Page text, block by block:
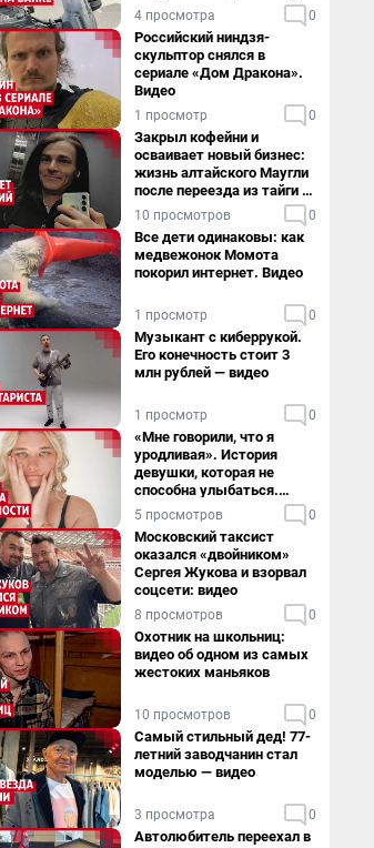
4 просмотра 0
Российский ниндзя-
скульптор снялся в
сериале «Дом Дракона».
Видео
1 просмотр 0
Закрыл кофейни и
осваивает новый бизнес:
жизнь алтайского Маугли
после переезда из тайги в
столицу
10 просмотров 0
Все дети одинаковы: как
медвежонок Момота
покорил интернет. Видео
1 просмотр 0
Музыкант с киберрукой.
Его конечность стоит 3
млн рублей — видео
1 просмотр 0
«Мне говорили, что я
уродливая». История
девушки, которая не
способна улыбаться.
Видео
5 просмотров 0
Московский таксист
оказался «двойником»
Сергея Жукова и взорвал
соцсети: видео
8 просмотров 0
Охотник на школьниц:
видео об одном из самых
жестоких маньяков
10 просмотров 0
Самый стильный дед! 77-
летний заводчанин стал
моделью — видео
3 просмотра 0
Автолюбитель переехал в